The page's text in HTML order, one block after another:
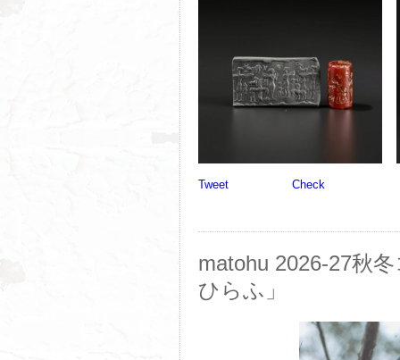
Tweet Check
matohu 2026-27秋
ひらふ」